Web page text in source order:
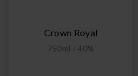
Crown Royal
750ml / 40%